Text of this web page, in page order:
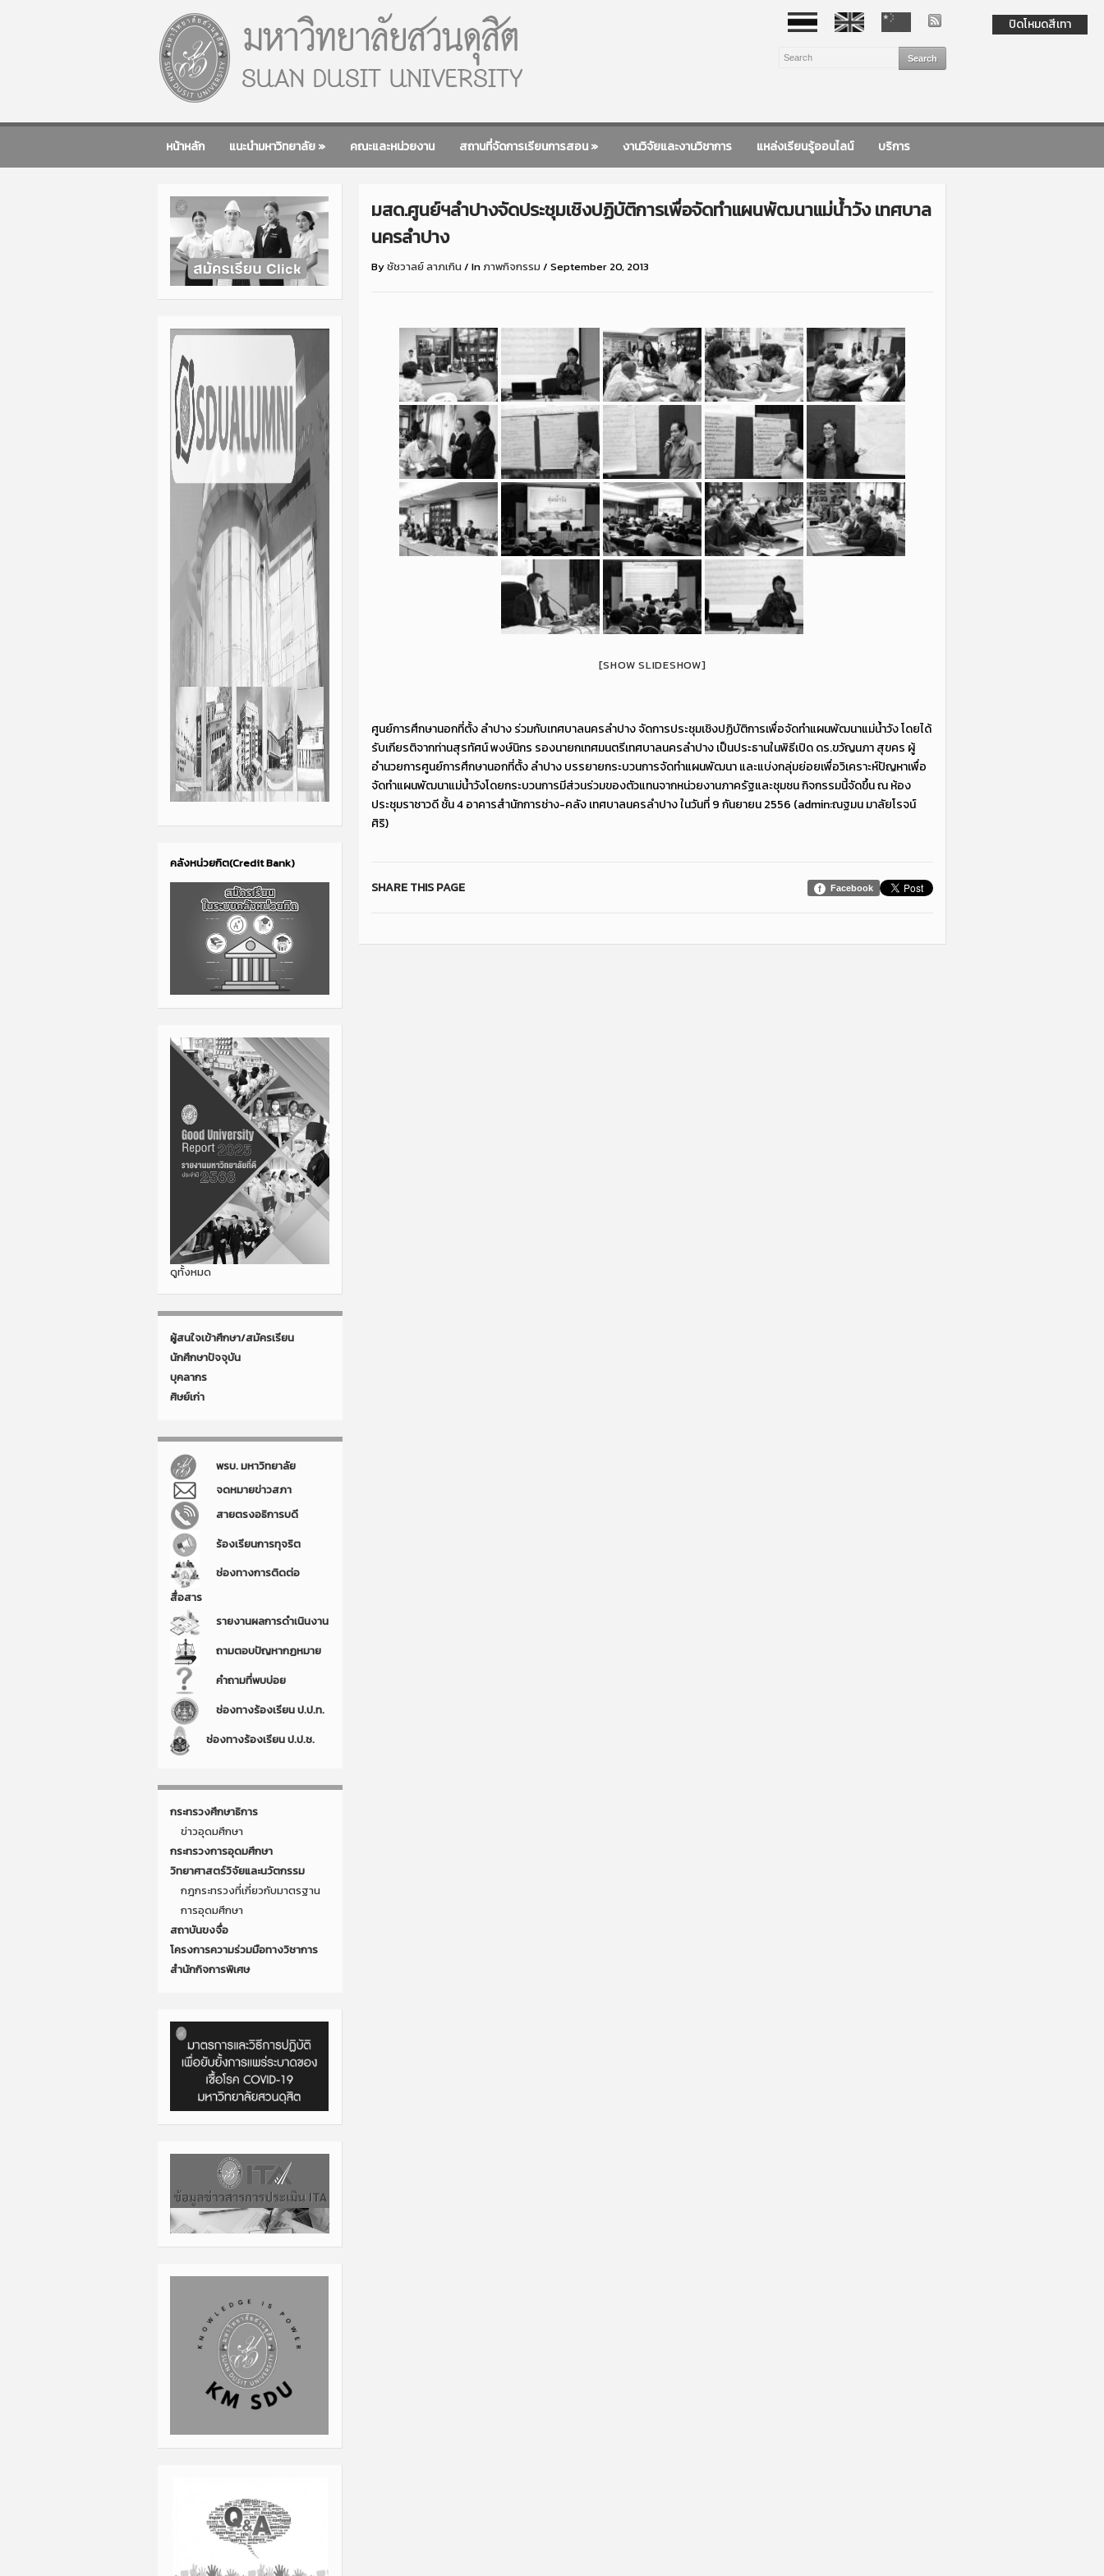
หน้าหลัก แนะนำมหาวิทยาลัย» คณะและหน่วยงาน สถานที่จัดการเรียนการสอน» งานวิจัยและงานวิชาการ แหล่งเรียนรู้ออนไลน์ บริการ
คลังหน่วยกิต(Credit Bank)
ดูทั้งหมด
ผู้สนใจเข้าศึกษา/สมัครเรียน
นักศึกษาปัจจุบัน
บุคลากร
ศิษย์เก่า
พรบ. มหาวิทยาลัย
จดหมายข่าวสภา
สายตรงอธิการบดี
ร้องเรียนการทุจริต
ช่องทางการติดต่อ
สื่อสาร
รายงานผลการดำเนินงาน
ถามตอบปัญหากฏหมาย
คำถามที่พบบ่อย
ช่องทางร้องเรียน ป.ป.ท.
ช่องทางร้องเรียน ป.ป.ช.
กระทรวงศึกษาธิการ
ข่าวอุดมศึกษา
กระทรวงการอุดมศึกษา
วิทยาศาสตร์วิจัยและนวัตกรรม
กฎกระทรวงที่เกี่ยวกับมาตรฐาน
การอุดมศึกษา
สถาบันขงจื่อ
โครงการความร่วมมือทางวิชาการ
สำนักกิจการพิเศษ
มสด.ศูนย์ฯลำปางจัดประชุมเชิงปฏิบัติการเพื่อจัดทำแผนพัฒนาแม่น้ำวัง เทศบาล
นครลำปาง
Byชัชวาลย์ ลาภเกิน /Inภาพกิจกรรม /September 20, 2013
[SHOW SLIDESHOW]
ศูนย์การศึกษานอกที่ตั้ง ลำปาง ร่วมกับเทศบาลนครลำปาง จัดการประชุมเชิงปฏิบัติการเพื่อจัดทำแผนพัฒนาแม่น้ำวัง โดยได้
รับเกียรติจากท่านสุรทัศน์ พงษ์นิกร รองนายกเทศมนตรีเทศบาลนครลำปาง เป็นประธานในพิธีเปิด ดร.ขวัญนภา สุขคร ผู้
อำนวยการศูนย์การศึกษานอกที่ตั้ง ลำปาง บรรยายกระบวนการจัดทำแผนพัฒนา และแบ่งกลุ่มย่อยเพื่อวิเคราะห์ปัญหาเพื่อ
จัดทำแผนพัฒนาแม่น้ำวังโดยกระบวนการมีส่วนร่วมของตัวแทนจากหน่วยงานภาครัฐและชุมชน กิจกรรมนี้จัดขึ้น ณ ห้อง
ประชุมราชาวดี ชั้น 4 อาคารสำนักการช่าง-คลัง เทศบาลนครลำปาง ในวันที่ 9 กันยายน 2556 (admin:ณฐมน มาลัยโรจน์
ศิริ)
Facebook
SHARE THIS PAGE
ปิดโหมดสีเทา